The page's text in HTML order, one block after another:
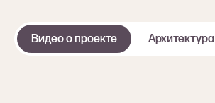
Видео о проекте Архитектура